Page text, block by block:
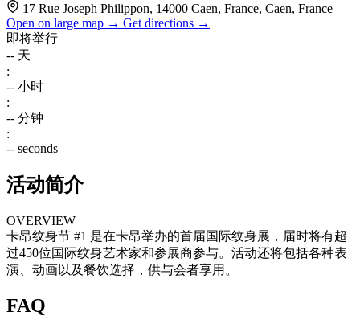
17 Rue Joseph Philippon, 14000 Caen, France, Caen, France
Open on large map → Get directions →
即将举行
-- 天
:
-- 小时
:
-- 分钟
:
-- seconds
活动简介
OVERVIEW
卡昂纹身节 #1 是在卡昂举办的首届国际纹身展，届时将有超
过450位国际纹身艺术家和参展商参与。活动还将包括各种表
演、动画以及餐饮选择，供与会者享用。
FAQ